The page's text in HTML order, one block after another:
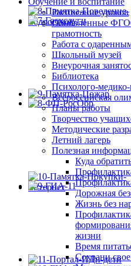
Расписание уроков
Обновленные
грамотность
Работа с
Школьный музей
Внеурочная
Библиотека
Психолого-
Всероссийская
Планы работы
Творчество
Методические
Летний лагерь
Полезная
Куда
Дорожная
Жизнь без
жизни
Время
Сохрани